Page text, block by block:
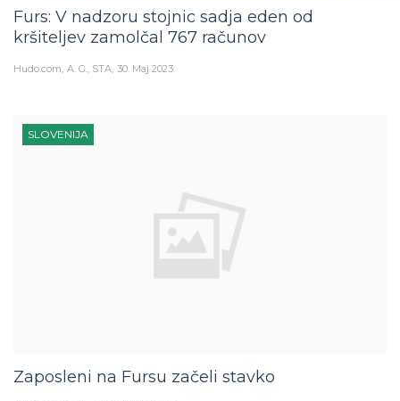
Furs: V nadzoru stojnic sadja eden od
kršiteljev zamolčal 767 računov
Hudo.com A. G., STA 30. Maj 2023
SLOVENIJA
Zaposleni na Fursu začeli stavko